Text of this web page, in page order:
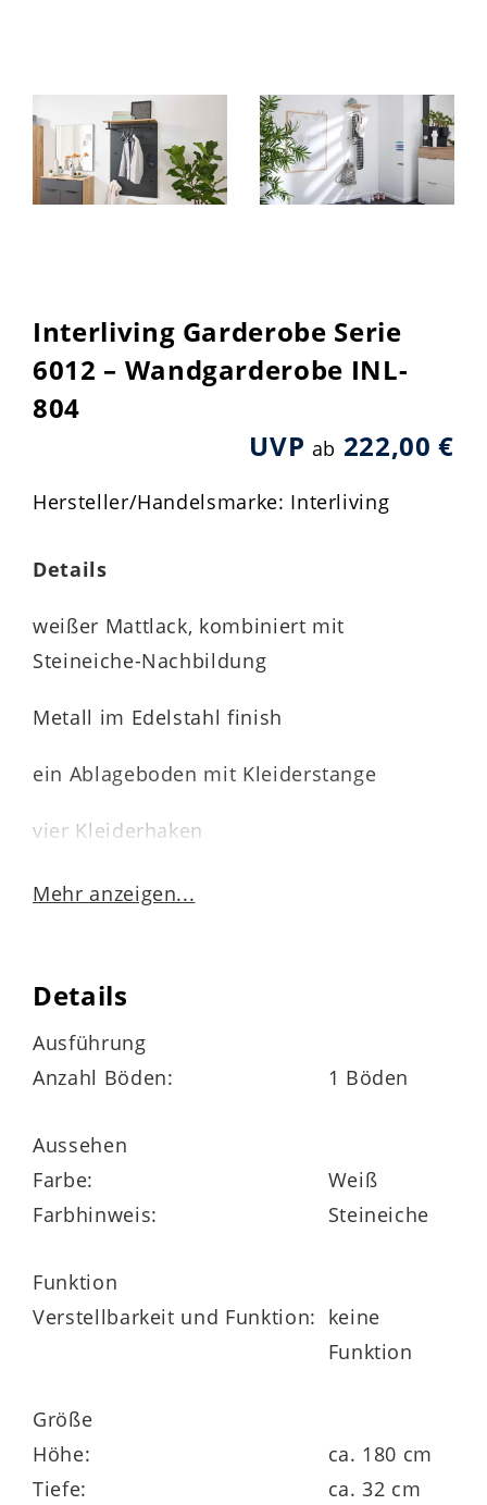
Interliving Garderobe Serie
6012 – Wandgarderobe INL-
804
UVP ab 222,00 €
Hersteller/Handelsmarke: Interliving
Details
weißer Mattlack, kombiniert mit
Steineiche-Nachbildung
Metall im Edelstahl finish
ein Ablageboden mit Kleiderstange
vier Kleiderhaken
zerlegt, einfache Montage
Highlights der Serie
drei Holzfarben, kombinierbar mit drei
Mattlackfarben
Griffe und Metallteile in Mattschwarz oder
Edelstahl finish
bereits fertig montierte Schränke
5 Jahre Herstellergarantie
Mehr anzeigen...
Details
Ausführung
Anzahl Böden:
1 Böden
Aussehen
Farbe:
Weiß
Farbhinweis:
Steineiche
Funktion
Verstellbarkeit und Funktion: keine
Funktion
Größe
Höhe:
ca. 180 cm
Tiefe:
ca. 32 cm